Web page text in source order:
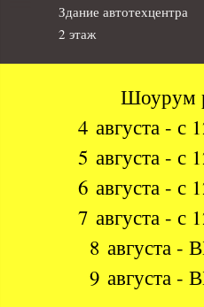
Здание автотехцентра
2 этаж
Шоурум
4 августа - с
5 августа - с
6 августа - с
7 августа - с
8 августа
9 августа